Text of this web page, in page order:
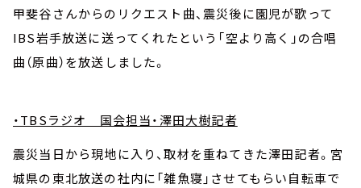
甲斐谷さんからのリクエスト曲、震災後に園児が歌って
IBS岩手放送に送ってくれたという「空より高く」の合唱
曲（原曲）を放送しました。
・TBSラジオ 国会担当・澤田大樹記者
震災当日から現地に入り、取材を重ねてきた澤田記者。宮
城県の東北放送の社内に「雑魚寝」させてもらい自転車で